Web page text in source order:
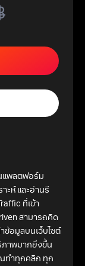
แพลตฟอร์ม
ะห์ และอ่านรี
ที่เข้า
สามารถคิด
ข้อมูลบนเว็บไซต์
ภาพมากยิ่งขึ้น
ทำทุกคลิก ทุก